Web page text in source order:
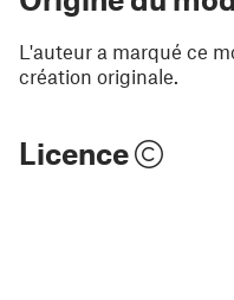
L'auteur a marqué ce
création originale.
Licence